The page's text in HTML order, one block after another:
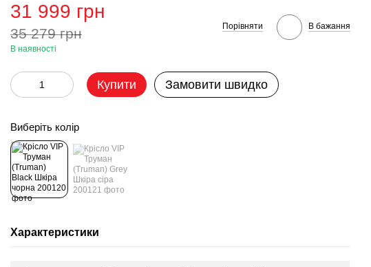
31 999 грн
35 279 грн
В наявності
Порівняти В бажання
Купити Замовити швидко
Виберіть колір
Характеристики